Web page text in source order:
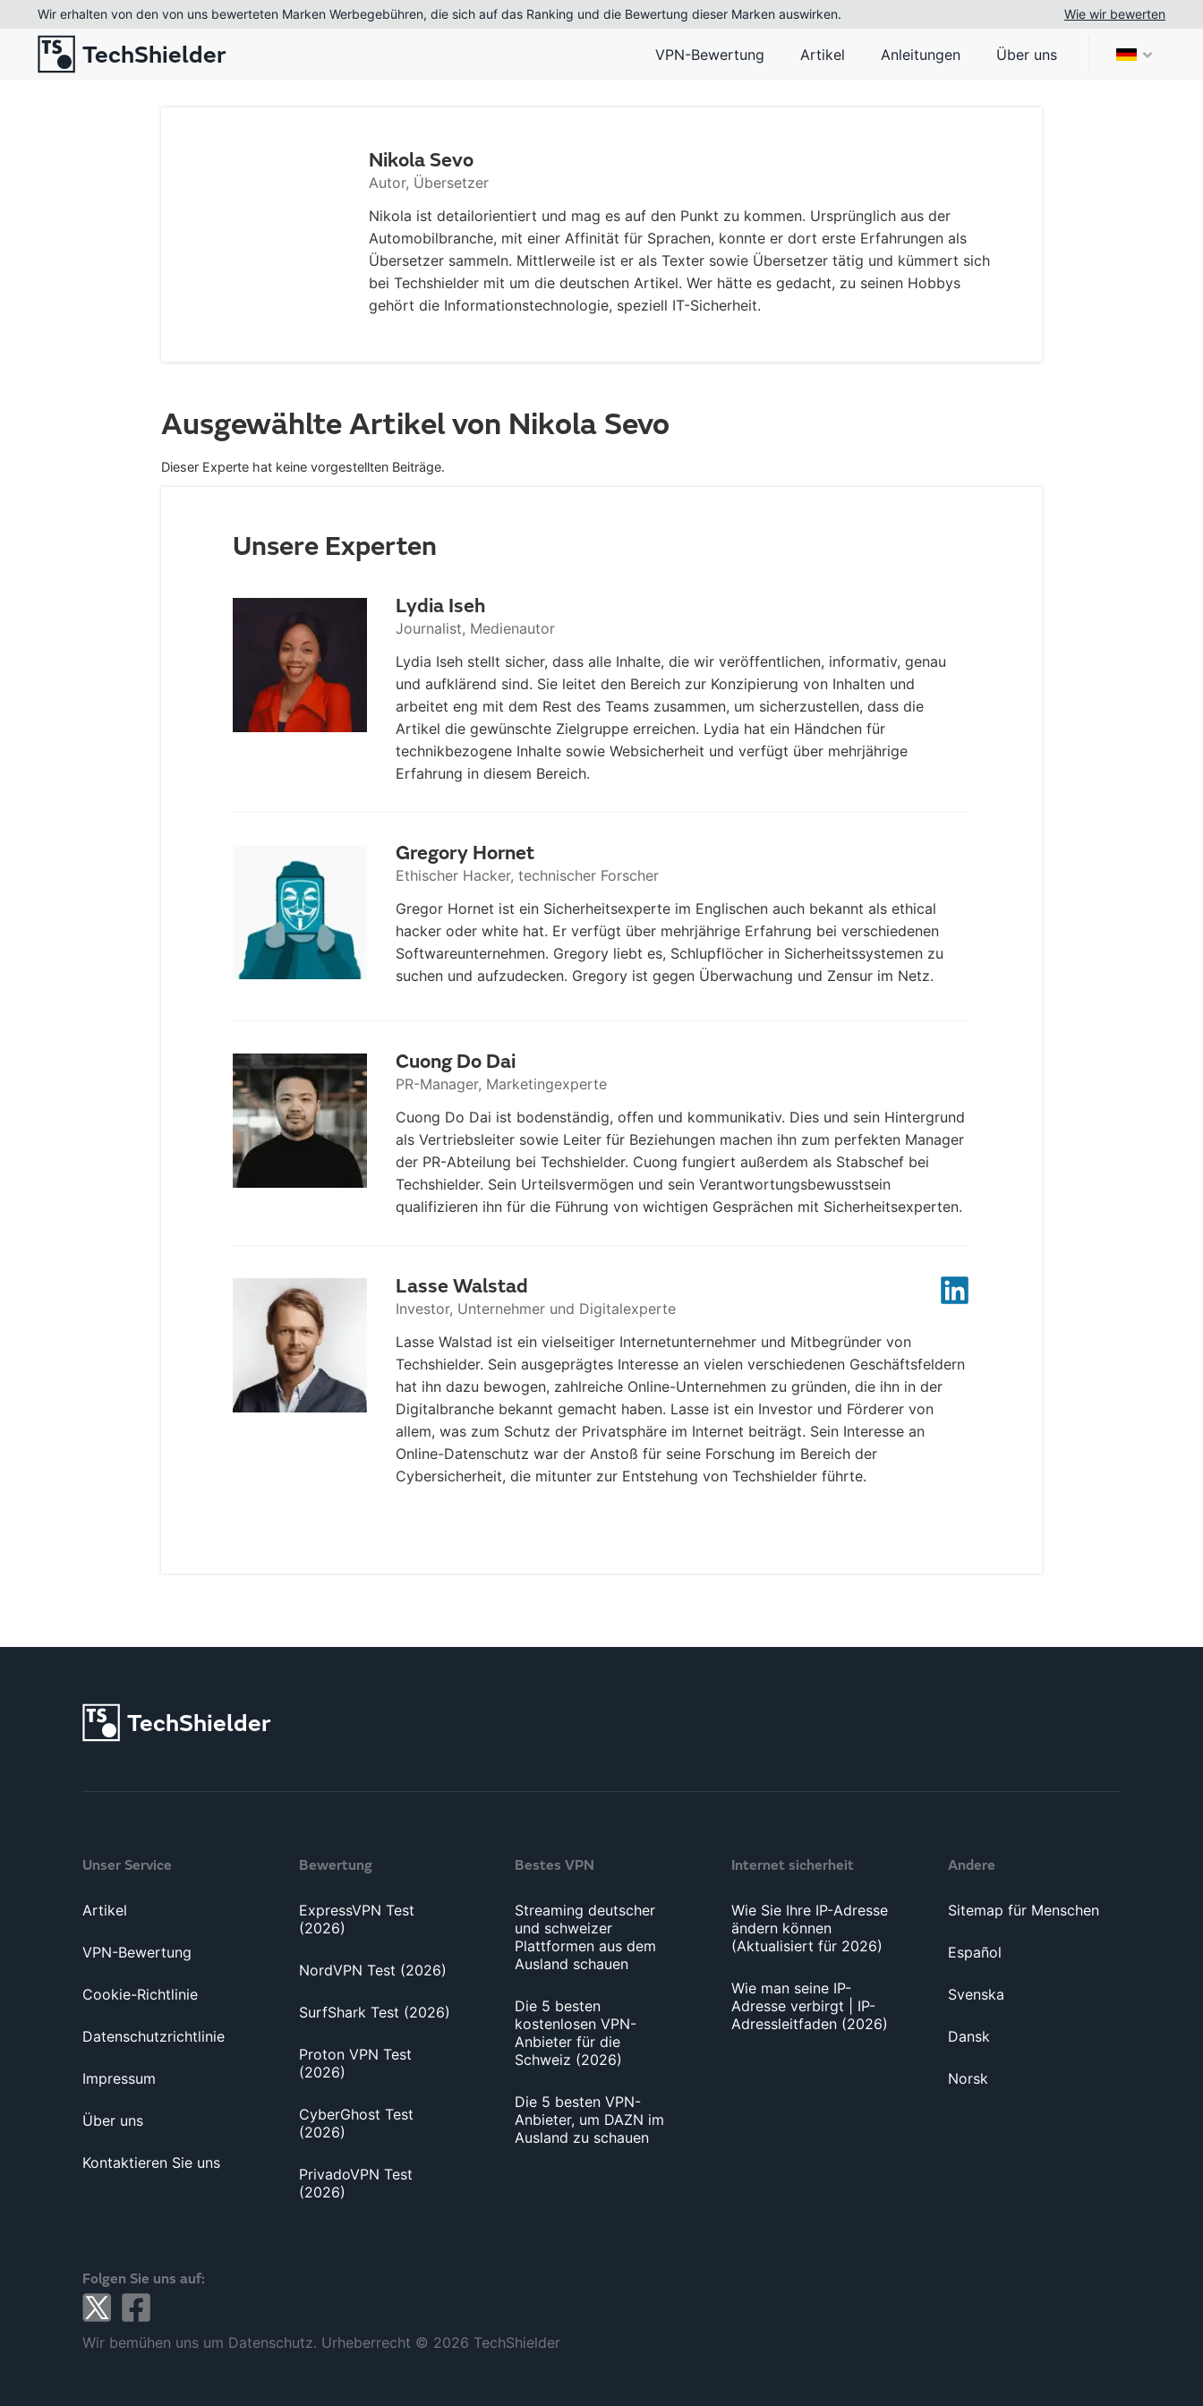
Wir erhalten von den von uns bewerteten Marken Werbegebühren, die sich auf das Ranking und die Bewertung dieser Marken auswirken. Wie wir bewerten
TechShielder VPN-Bewertung Artikel Anleitungen Über uns
Nikola Sevo
Autor, Übersetzer
Nikola ist detailorientiert und mag es auf den Punkt zu kommen. Ursprünglich aus der
Automobilbranche, mit einer Affinität für Sprachen, konnte er dort erste Erfahrungen als
Übersetzer sammeln. Mittlerweile ist er als Texter sowie Übersetzer tätig und kümmert sich
bei Techshielder mit um die deutschen Artikel. Wer hätte es gedacht, zu seinen Hobbys
gehört die Informationstechnologie, speziell IT-Sicherheit.
Ausgewählte Artikel von Nikola Sevo
Dieser Experte hat keine vorgestellten Beiträge.
Unsere Experten
Lydia Iseh
Journalist, Medienautor
Lydia Iseh stellt sicher, dass alle Inhalte, die wir veröffentlichen, informativ, genau
und aufklärend sind. Sie leitet den Bereich zur Konzipierung von Inhalten und
arbeitet eng mit dem Rest des Teams zusammen, um sicherzustellen, dass die
Artikel die gewünschte Zielgruppe erreichen. Lydia hat ein Händchen für
technikbezogene Inhalte sowie Websicherheit und verfügt über mehrjährige
Erfahrung in diesem Bereich.
Gregory Hornet
Ethischer Hacker, technischer Forscher
Gregor Hornet ist ein Sicherheitsexperte im Englischen auch bekannt als ethical
hacker oder white hat. Er verfügt über mehrjährige Erfahrung bei verschiedenen
Softwareunternehmen. Gregory liebt es, Schlupflöcher in Sicherheitssystemen zu
suchen und aufzudecken. Gregory ist gegen Überwachung und Zensur im Netz.
Cuong Do Dai
PR-Manager, Marketingexperte
Cuong Do Dai ist bodenständig, offen und kommunikativ. Dies und sein Hintergrund
als Vertriebsleiter sowie Leiter für Beziehungen machen ihn zum perfekten Manager
der PR-Abteilung bei Techshielder. Cuong fungiert außerdem als Stabschef bei
Techshielder. Sein Urteilsvermögen und sein Verantwortungsbewusstsein
qualifizieren ihn für die Führung von wichtigen Gesprächen mit Sicherheitsexperten.
Lasse Walstad
Investor, Unternehmer und Digitalexperte
Lasse Walstad ist ein vielseitiger Internetunternehmer und Mitbegründer von
Techshielder. Sein ausgeprägtes Interesse an vielen verschiedenen Geschäftsfeldern
hat ihn dazu bewogen, zahlreiche Online-Unternehmen zu gründen, die ihn in der
Digitalbranche bekannt gemacht haben. Lasse ist ein Investor und Förderer von
allem, was zum Schutz der Privatsphäre im Internet beiträgt. Sein Interesse an
Online-Datenschutz war der Anstoß für seine Forschung im Bereich der
Cybersicherheit, die mitunter zur Entstehung von Techshielder führte.
TechShielder
Unser Service
Artikel
VPN-Bewertung
Cookie-Richtlinie
Datenschutzrichtlinie
Impressum
Über uns
Kontaktieren Sie uns
Bewertung
ExpressVPN Test
(2026)
NordVPN Test (2026)
SurfShark Test (2026)
Proton VPN Test
(2026)
CyberGhost Test
(2026)
PrivadoVPN Test
(2026)
Bestes VPN
Streaming deutscher
und schweizer
Plattformen aus dem
Ausland schauen
Die 5 besten
kostenlosen VPN-
Anbieter für die
Schweiz (2026)
Die 5 besten VPN-
Anbieter, um DAZN im
Ausland zu schauen
Internet sicherheit
Wie Sie Ihre IP-Adresse
ändern können
(Aktualisiert für 2026)
Wie man seine IP-
Adresse verbirgt | IP-
Adressleitfaden (2026)
Andere
Sitemap für Menschen
Español
Svenska
Dansk
Norsk
Folgen Sie uns auf:
X
Facebook
Wir bemühen uns um Datenschutz. Urheberrecht © 2026 TechShielder